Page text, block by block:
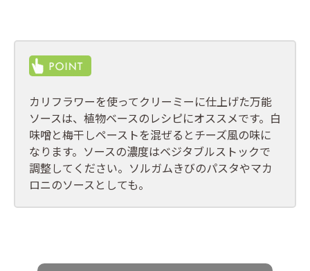
カリフラワーを使ってクリーミーに仕上げた万能
ソースは、植物ベースのレシピにオススメです。白
味噌と梅干しペーストを混ぜるとチーズ風の味に
なります。ソースの濃度はベジタブルストックで
調整してください。ソルガムきびのパスタやマカ
ロニのソースとしても。